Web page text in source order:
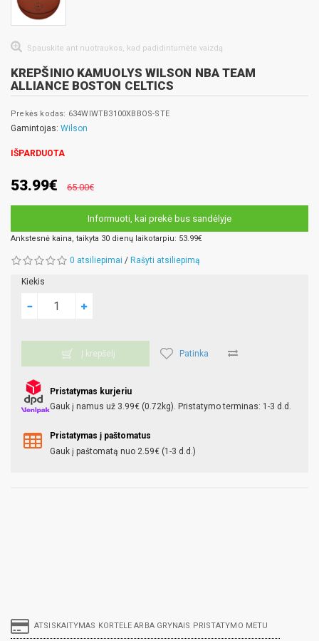
Spauskite ant nuotraukos, kad padidintumėte vaizdą
KREPŠINIO KAMUOLYS WILSON NBA TEAM
ALLIANCE BOSTON CELTICS
Prekės kodas: 634WIWTB3100XBBOS-STE
Gamintojas: Wilson
IŠPARDUOTA
53.99€ 65.00€
Informuoti, kai prekė bus sandėlyje
Ankstesnė kaina, taikyta 30 dienų laikotarpiu: 53.99€
0 atsiliepimai / Rašyti atsiliepimą
Kiekis
Į krepšelį Patinka
Pristatymas kurjeriu
Gauk į namus už 3.99€ (0.72kg). Pristatymo terminas: 1-3 d.d.
Pristatymas į paštomatus
Gauk į paštomatą nuo 2.59€ (1-3 d.d.)
ATSISKAITYMAS KORTELE ARBA GRYNAIS PRISTATYMO METU